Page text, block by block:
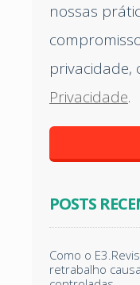
nossas
privacidade,
Privacidade.
POSTS
Como o
retrabalho